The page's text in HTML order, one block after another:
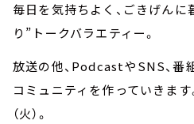
毎日を気持ちよく、ごきげんに
り”トークバラエティー。
放送の他、PodcastやSNS、番
コミュニティを作っていきま
（火）。